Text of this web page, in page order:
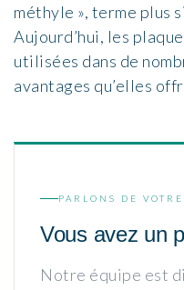
méthyle », terme plus
Aujourd’hui, les
utilisées dans de
avantages qu’elles
PARLONS DE
Vous avez un
Notre équipe est